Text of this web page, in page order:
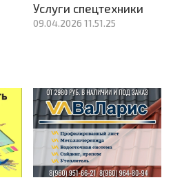
Услуги спецтехники
09.04.2026 11.51.25